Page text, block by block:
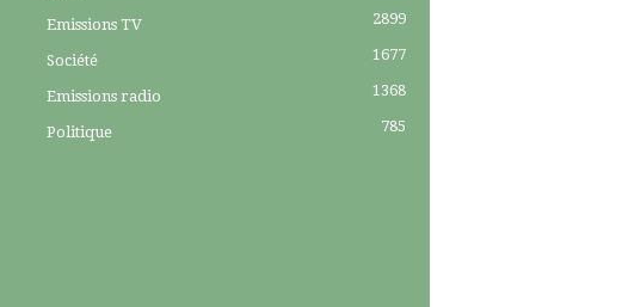
Emissions TV 2899
Société 1677
Emissions radio 1368
Politique 785